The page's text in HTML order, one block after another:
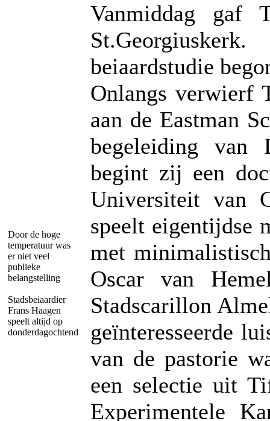
Door de hoge
temperatuur was
er niet veel
publieke
belangstelling
Stadsbeiaardier
Frans Haagen
speelt altijd op
donderdagochtend
Vanmiddag gaf
beiaardstudie
Onlangs verwierf
aan de Eastman
begeleiding van
begint zij een
Universiteit van
speelt eigentijdse
met
Oscar van
Stadscarillon
geïnteresseerde
van de pastorie
een selectie uit
Experimentele